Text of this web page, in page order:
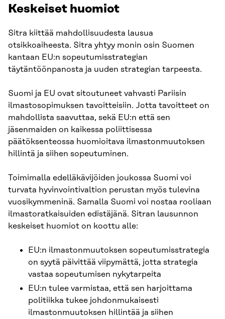
Keskeiset huomiot
Sitra kiittää mahdollisuudesta lausua
otsikkoaiheesta. Sitra yhtyy monin osin Suomen
kantaan EU:n sopeutumisstrategian
täytäntöönpanosta ja uuden strategian tarpeesta.
Suomi ja EU ovat sitoutuneet vahvasti Pariisin
ilmastosopimuksen tavoitteisiin. Jotta tavoitteet on
mahdollista saavuttaa, sekä EU:n että sen
jäsenmaiden on kaikessa poliittisessa
päätöksenteossa huomioitava ilmastonmuutoksen
hillintä ja siihen sopeutuminen.
Toimimalla edelläkävijöiden joukossa Suomi voi
turvata hyvinvointivaltion perustan myös tulevina
vuosikymmeninä. Samalla Suomi voi nostaa rooliaan
ilmastoratkaisuiden edistäjänä. Sitran lausunnon
keskeiset huomiot on koottu alle:
EU:n ilmastonmuutoksen sopeutumisstrategia
on syytä päivittää viipymättä, jotta strategia
vastaa sopeutumisen nykytarpeita
EU:n tulee varmistaa, että sen harjoittama
politiikka tukee johdonmukaisesti
ilmastonmuutoksen hillintää ja siihen